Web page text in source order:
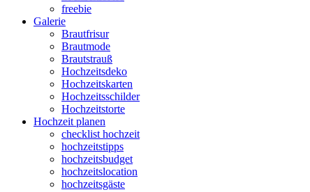
freebie
Galerie
Brautfrisur
Brautmode
Brautstrauß
Hochzeitsdeko
Hochzeitskarten
Hochzeitsschilder
Hochzeitstorte
Hochzeit planen
checklist hochzeit
hochzeitstipps
hochzeitsbudget
hochzeitslocation
hochzeitsgäste